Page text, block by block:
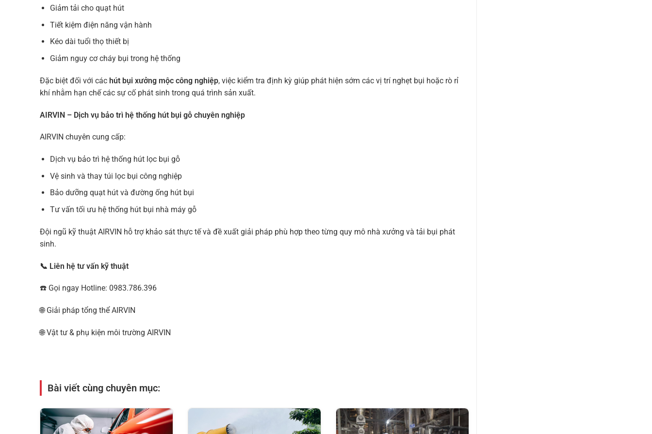
Giảm tải cho quạt hút
Tiết kiệm điện năng vận hành
Kéo dài tuổi thọ thiết bị
Giảm nguy cơ cháy bụi trong hệ thống
Đặc biệt đối với các hút bụi xưởng mộc công nghiệp, việc kiểm tra định kỳ giúp phát hiện sớm các vị trí nghẹt bụi hoặc rò rỉ
khí nhằm hạn chế các sự cố phát sinh trong quá trình sản xuất.
AIRVIN – Dịch vụ bảo trì hệ thống hút bụi gỗ chuyên nghiệp
AIRVIN chuyên cung cấp:
Dịch vụ bảo trì hệ thống hút lọc bụi gỗ
Vệ sinh và thay túi lọc bụi công nghiệp
Bảo dưỡng quạt hút và đường ống hút bụi
Tư vấn tối ưu hệ thống hút bụi nhà máy gỗ
Đội ngũ kỹ thuật AIRVIN hỗ trợ khảo sát thực tế và đề xuất giải pháp phù hợp theo từng quy mô nhà xưởng và tải bụi phát
sinh.
📞 Liên hệ tư vấn kỹ thuật
☎️ Gọi ngay Hotline: 0983.786.396
🌐 Giải pháp tổng thể AIRVIN
🌐 Vật tư & phụ kiện môi trường AIRVIN
Bài viết cùng chuyên mục: